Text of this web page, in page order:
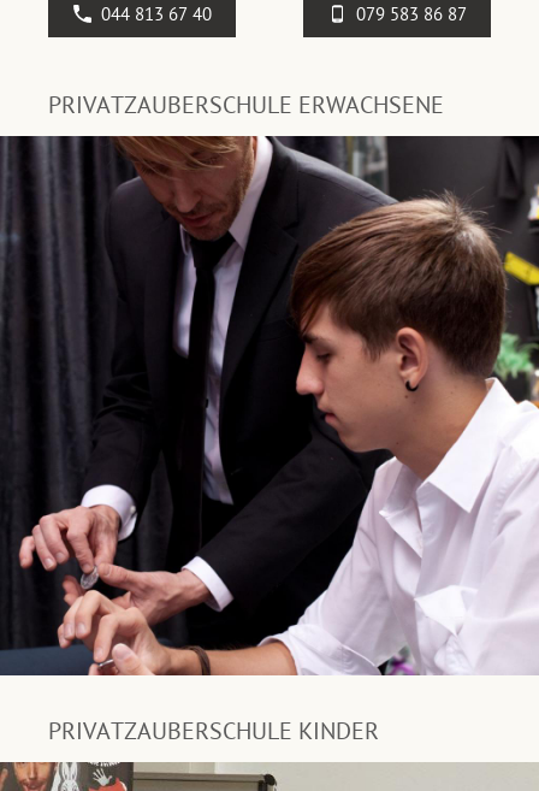
044 813 67 40 079 583 86 87
PRIVATZAUBERSCHULE ERWACHSENE
PRIVATZAUBERSCHULE KINDER